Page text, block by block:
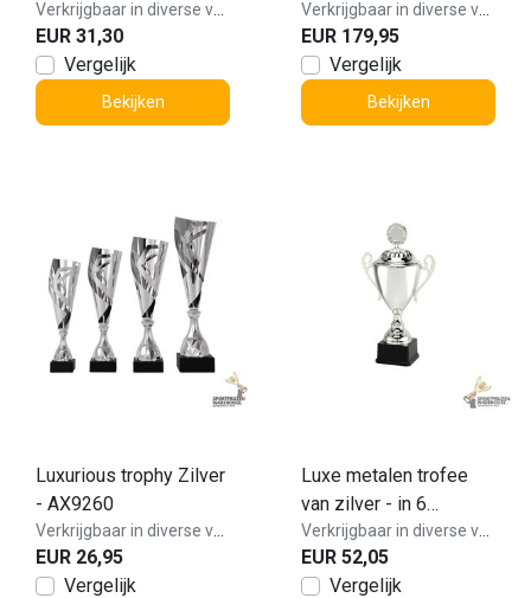
EUR 31,30
Vergelijk
Bekijken
EUR 179,95
Vergelijk
Bekijken
Luxurious trophy Zilver
- AX9260
EUR 26,95
Vergelijk
Luxe metalen trofee
van zilver - in 6
hoogtes - LT.089
EUR 52,05
Vergelijk